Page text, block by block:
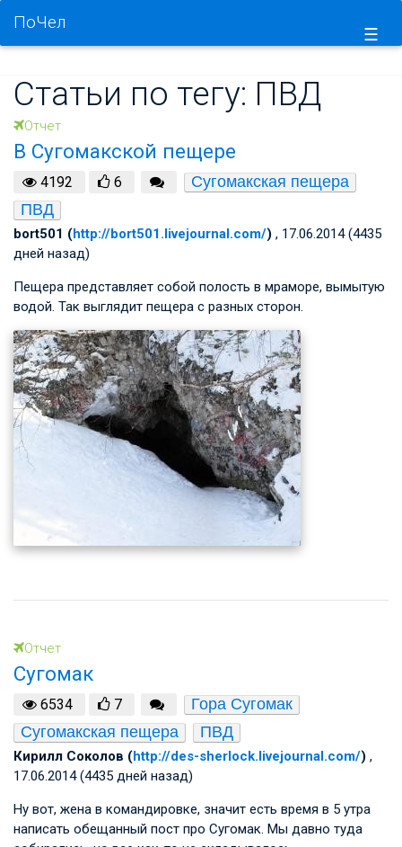
☰
ПоЧел
Статьи по тегу: ПВД
Отчет
В Сугомакской пещере
4192 6
Сугомакская пещера
ПВД
bort501 (http://bort501.livejournal.com/) , 17.06.2014 (4435
дней назад)
Пещера представляет собой полость в мраморе, вымытую
водой. Так выглядит пещера с разных сторон.
Отчет
Сугомак
6534 7
Гора Сугомак
Сугомакская пещера
ПВД
Кирилл Соколов (http://des-sherlock.livejournal.com/) ,
17.06.2014 (4435 дней назад)
Ну вот, жена в командировке, значит есть время в 5 утра
написать обещанный пост про Сугомак. Мы давно туда